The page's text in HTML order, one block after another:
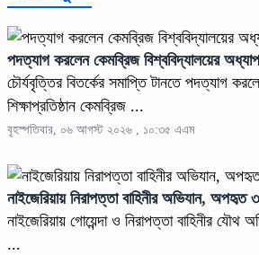
পদত্যাগ করলেন কেমব্রিজ বিশ্ববিদ্যালয়ের
চৌর্যবৃত্তির বিতর্কের সমাপ্তি টানতে পদত্যাগ
শিক্ষাপ্রতিষ্ঠান কেমব্রিজ ...
বৃহস্পতিবার, ০৬ আগস্ট ২০২৬ , ১০:৩৫ এএম
নাইজেরিয়ায় নিরাপত্তা বাহিনীর অভিযান,
নাইজেরিয়ায় গোয়েন্দা ও নিরাপত্তা বাহিনীর
...